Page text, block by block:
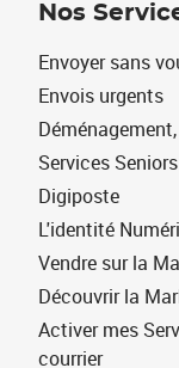
Nos
Envoyer sans
Envois urgents
Services Seniors
Digiposte
L'identité
Vendre sur la
Découvrir la
Activer mes
courrier